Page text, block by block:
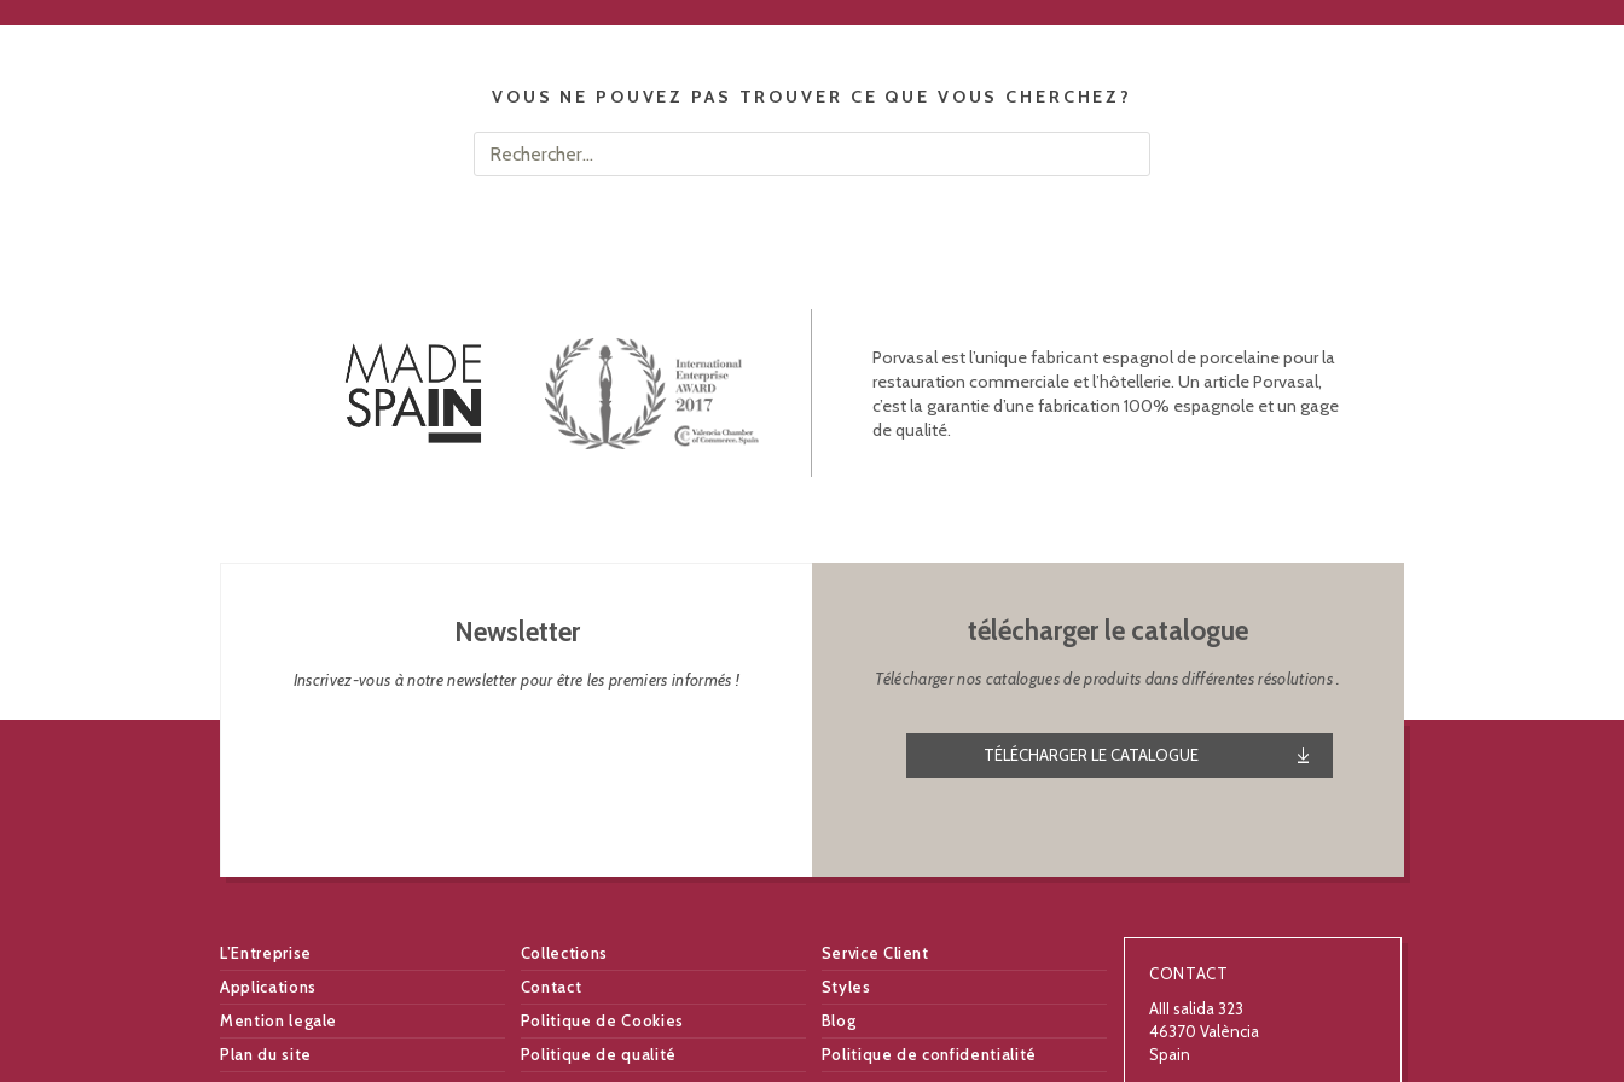
VOUS NE POUVEZ PAS TROUVER CE QUE VOUS CHERCHEZ?
Porvasal est l’unique fabricant espagnol de porcelaine pour la
restauration commerciale et l’hôtellerie. Un article Porvasal,
c’est la garantie d’une fabrication 100% espagnole et un gage
de qualité.
Newsletter
Inscrivez-vous à notre newsletter pour être les premiers informés !
télécharger le catalogue
Télécharger nos catalogues de produits dans différentes résolutions .
TÉLÉCHARGER LE CATALOGUE
L’Entreprise Collections
Service Client
Applications
Contact
Styles
Mention legale
Politique de Cookies
Blog
Plan du site
Politique de qualité Politique de confidentialité
CONTACT
AIII salida 323
46370 València
Spain